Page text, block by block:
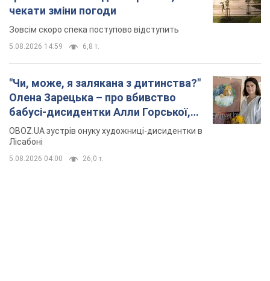
чекати зміни погоди
Зовсім скоро спека поступово відступить
5.08.2026 14:59 6,8 т.
"Чи, може, я залякана з дитинства?"
Олена Зарецька – про вбивство
бабусі-дисидентки Алли Горської,
критику Дмитра Стуса та втечу в
Португалію з 5 дітьми
OBOZ.UA зустрів онуку художниці-дисидентки в
Лісабоні
5.08.2026 04:00 26,0 т.